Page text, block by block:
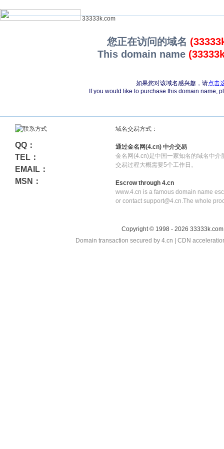
33333k.com
您正在访问的域名
This domain name
如果您对该域名感兴趣，请点击
If you would like to purchase this domain name,
QQ：
TEL：
EMAIL：
MSN：
域名交易方式：
通过金名网(4.cn) 中介交易
金名网(4.cn)是中国一家知名的域名中介
交易过程大概需要5个工作日。
Escrow through 4.cn
www.4.cn is a famous domain name
or contact support@4.cn.The whole
Copyright © 1998 - 2026
Domain transaction secured by 4.cn | CDN